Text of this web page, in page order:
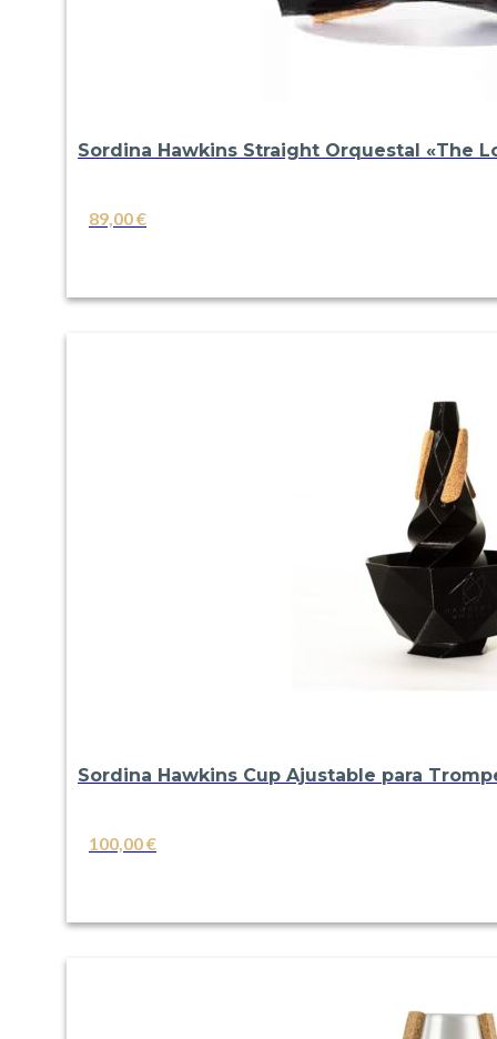
Sordina Hawkins Straight Orquestal «The
89,00€
Sordina Hawkins Cup Ajustable para
100,00€